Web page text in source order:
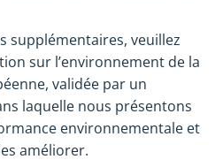
supplémentaires, veuillez
sur l’environnement de la
validée par un
laquelle nous présentons
environnementale et
améliorer.